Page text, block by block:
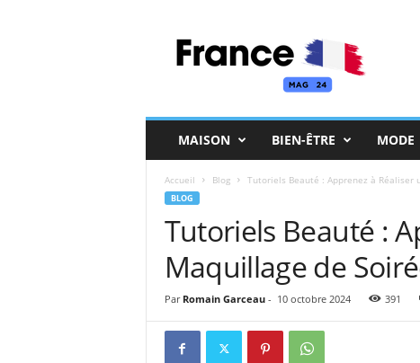
MAISON BIEN-ÊTRE MODE
Accueil Blog Tutoriels Beauté : Apprenez à Réaliser
BLOG
Tutoriels Beauté :
Maquillage de
Par Romain Garceau- 10 octobre 2024 391